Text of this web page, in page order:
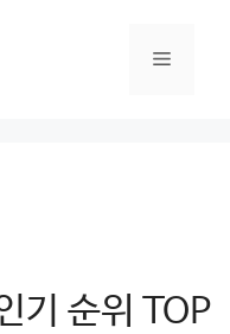
Menu
기 순위 TOP